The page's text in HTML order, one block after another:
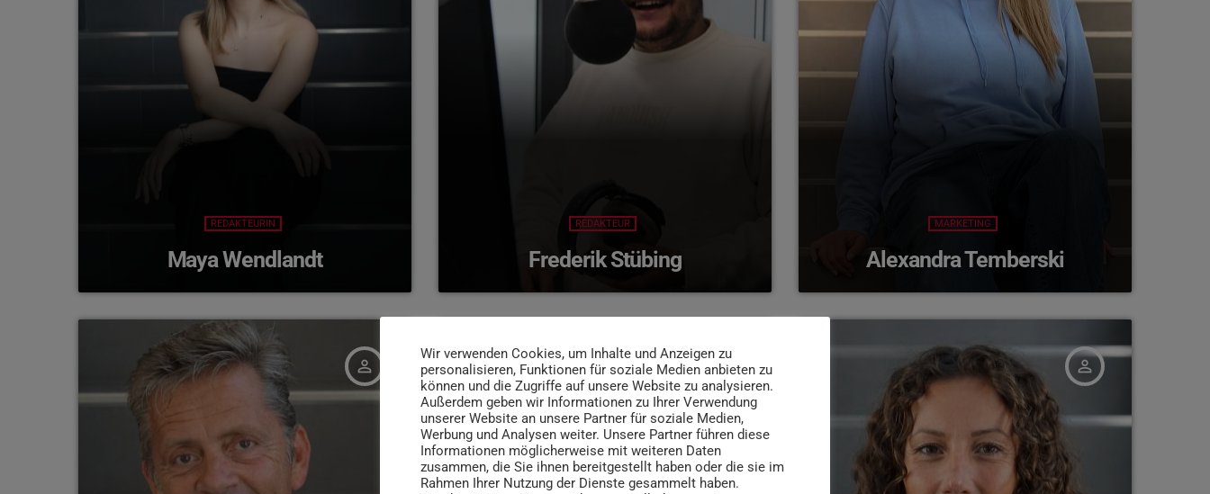
REDAKTEURIN
Maya Wendlandt
REDAKTEUR
Frederik Stübing
MARKETING
Alexandra Temberski
person_outline person_outline person_outline
Wir verwenden Cookies, um Inhalte und Anzeigen zu
personalisieren, Funktionen für soziale Medien anbieten zu
können und die Zugriffe auf unsere Website zu analysieren.
Außerdem geben wir Informationen zu Ihrer Verwendung
unserer Website an unsere Partner für soziale Medien,
Werbung und Analysen weiter. Unsere Partner führen diese
Informationen möglicherweise mit weiteren Daten
zusammen, die Sie ihnen bereitgestellt haben oder die sie im
Rahmen Ihrer Nutzung der Dienste gesammelt haben.